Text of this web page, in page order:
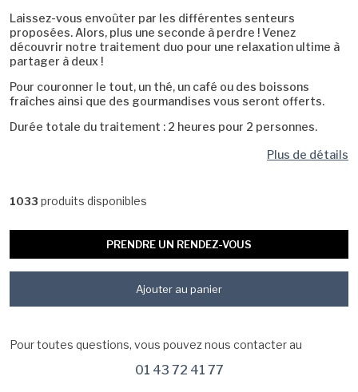
Laissez-vous envoûter par les différentes senteurs
proposées. Alors, plus une seconde à perdre ! Venez
découvrir notre traitement duo pour une relaxation ultime à
partager à deux !
Pour couronner le tout, un thé, un café ou des boissons
fraîches ainsi que des gourmandises vous seront offerts.
Durée totale du traitement : 2 heures pour 2 personnes.
Plus de détails
1033 produits disponibles
PRENDRE UN RENDEZ-VOUS
Ajouter au panier
Pour toutes questions, vous pouvez nous contacter au
01 43 72 41 77